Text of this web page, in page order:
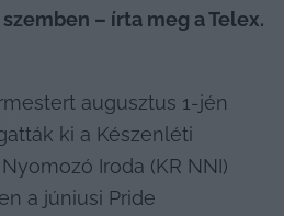
– írta meg a Telex.
augusztus 1-jén
ki a Készenléti
Iroda (KR NNI)
a júniusi Pride